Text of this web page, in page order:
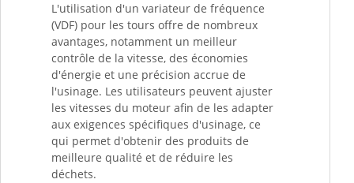
L'utilisation d'un variateur de fréquence
(VDF) pour les tours offre de nombreux
avantages, notamment un meilleur
contrôle de la vitesse, des économies
d'énergie et une précision accrue de
l'usinage. Les utilisateurs peuvent ajuster
les vitesses du moteur afin de les adapter
aux exigences spécifiques d'usinage, ce
qui permet d'obtenir des produits de
meilleure qualité et de réduire les
déchets.